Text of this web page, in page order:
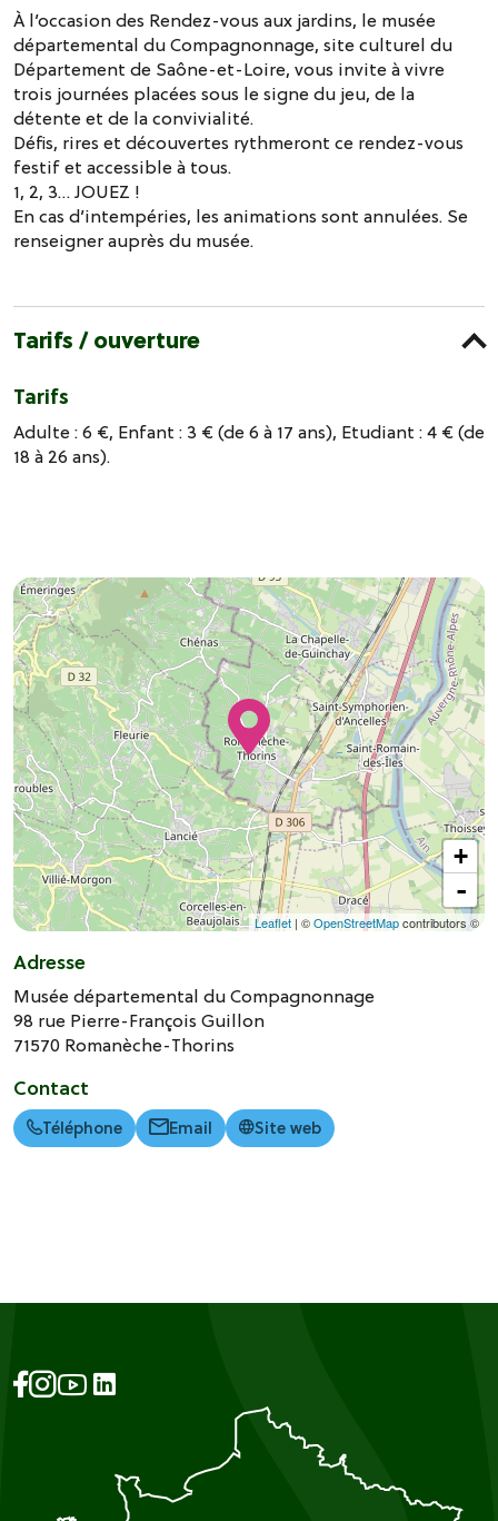
À l’occasion des Rendez-vous aux jardins, le musée
départemental du Compagnonnage, site culturel du
Département de Saône-et-Loire, vous invite à vivre
trois journées placées sous le signe du jeu, de la
détente et de la convivialité.
Défis, rires et découvertes rythmeront ce rendez-vous
festif et accessible à tous.
1, 2, 3… JOUEZ !
En cas d’intempéries, les animations sont annulées. Se
renseigner auprès du musée.
Tarifs / ouverture
Tarifs
Adulte : 6 €, Enfant : 3 € (de 6 à 17 ans), Etudiant : 4 € (de
18 à 26 ans).
+
-
Leaflet | ©OpenStreetMapcontributors ©
Adresse
Musée départemental du Compagnonnage
98 rue Pierre-François Guillon
71570 Romanèche-Thorins
Contact
Téléphone Email Site web